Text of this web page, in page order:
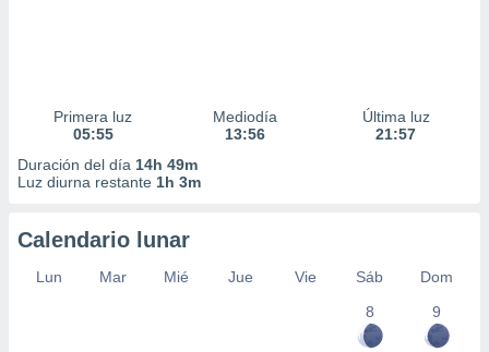
Primera luz
05:55
Mediodía
13:56
Última luz
21:57
Duración del día 14h 49m
Luz diurna restante 1h 3m
Calendario lunar
Lun Mar Mié Jue Vie Sáb
Dom
8
9